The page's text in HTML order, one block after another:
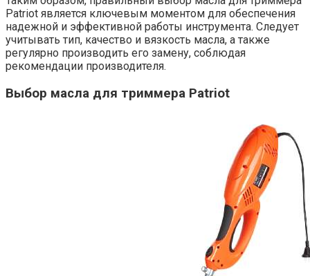
Patriot является ключевым моментом для обеспечения
надежной и эффективной работы инструмента. Следует
учитывать тип, качество и вязкость масла, а также
регулярно производить его замену, соблюдая
рекомендации производителя.
Выбор масла для триммера Patriot